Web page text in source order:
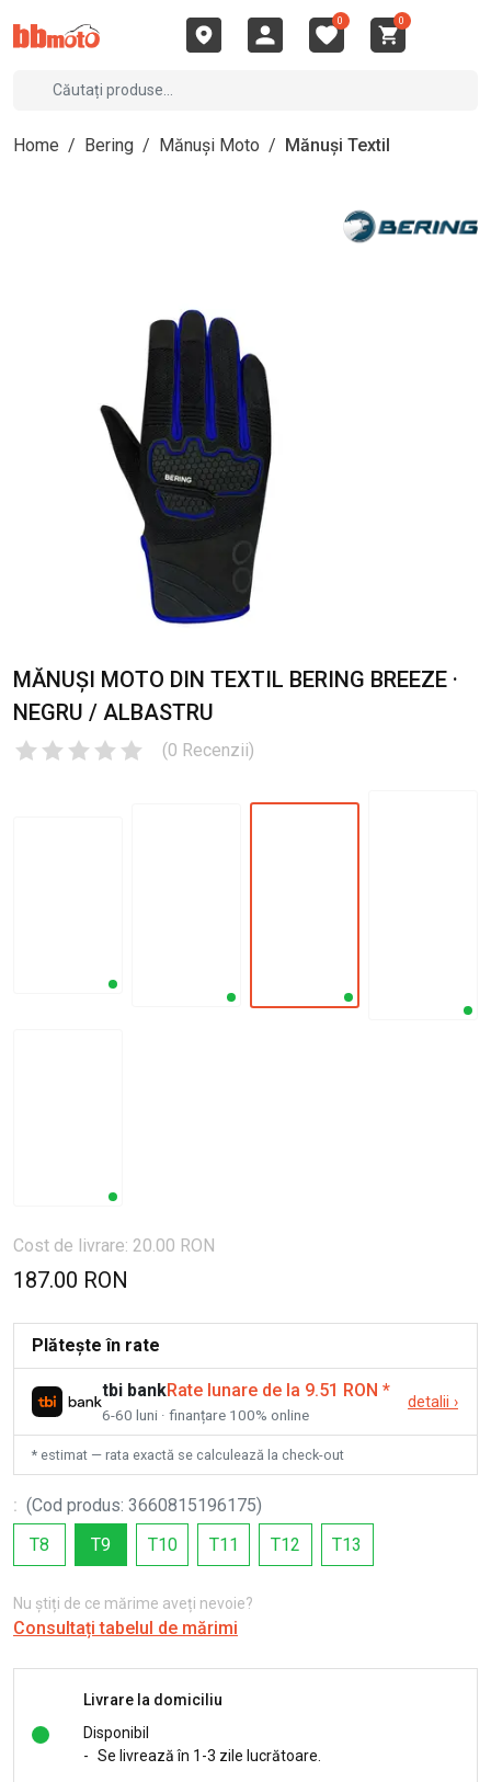
0 0
Home / Bering / Mănuși Moto / Mănuși Textil
MĂNUȘI MOTO DIN TEXTIL BERING BREEZE ·
NEGRU / ALBASTRU
(0 Recenzii)
Cost de livrare: 20.00 RON
187.00 RON
Plătește în rate
tbi bankRate lunare de la 9.51 RON *
6-60 luni · finanțare 100% online
detalii ›
* estimat — rata exactă se calculează la check-out
: (Cod produs: 3660815196175)
T8
T9 T10 T11 T12 T13
Nu știți de ce mărime aveți nevoie?
Consultați tabelul de mărimi
Livrare la domiciliu
Disponibil
- Se livrează în 1-3 zile lucrătoare.